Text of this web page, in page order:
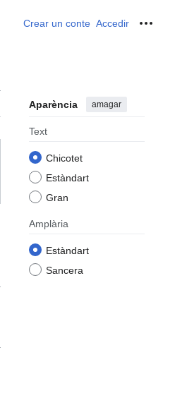
Crear un conte Accedir
Aparència amagar
Text
Chicotet
Estàndart
Gran
Amplària
Estàndart
Sancera